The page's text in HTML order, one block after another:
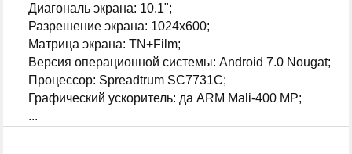
Диагональ экрана: 10.1";
Разрешение экрана: 1024x600;
Матрица экрана: TN+Film;
Версия операционной системы: Android 7.0 Nougat;
Процессор: Spreadtrum SC7731C;
Графический ускоритель: да ARM Mali-400 MP;
...